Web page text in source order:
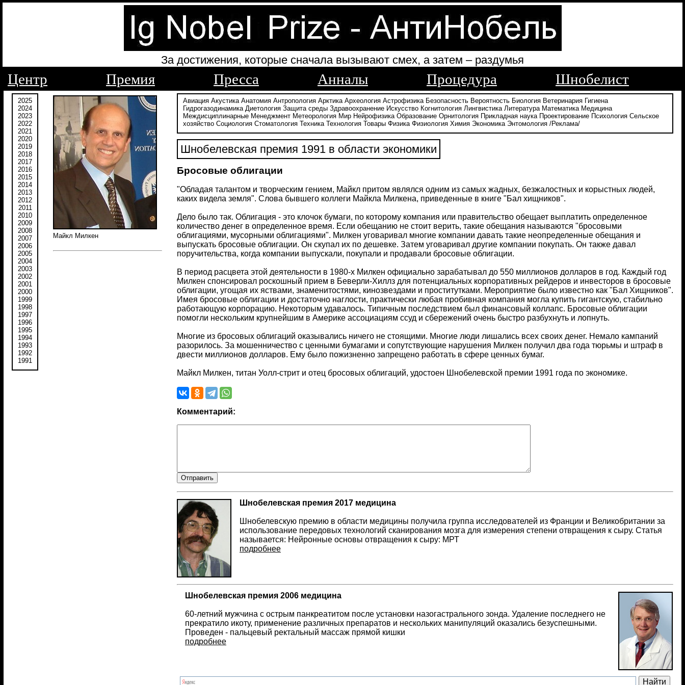
За достижения, которые сначала вызывают смех, а затем – раздумья
Центр Премия Пресса Анналы Процедура Шнобелист
2025
2024
2023
2022
2021
2020
2019
2018
2017
2016
2015
2014
2013
2012
2011
2010
2009
2008
2007
2006
2005
2004
2003
2002
2001
2000
1999
1998
1997
1996
1995
1994
1993
1992
1991
Майкл Милкен
Авиация Акустика Анатомия Антропология Арктика Археология Астрофизика Безопасность Вероятность Биология Ветеринария Гигиена
Гидрогазодинамика Диетология Защита среды Здравоохранение Искусство Когнитология Лингвистика Литература Математика Медицина
Междисциплинарные Менеджмент Метеорология Мир Нейрофизика Образование Орнитология Прикладная наука Проектирование Психология Сельское
хозяйство Социология Стоматология Техника Технология Товары Физика Физиология Химия Экономика Энтомология /Реклама/
Шнобелевская премия 1991 в области экономики
Бросовые облигации
"Обладая талантом и творческим гением, Майкл притом являлся одним из самых жадных, безжалостных и корыстных людей,
каких видела земля". Слова бывшего коллеги Майкла Милкена, приведенные в книге "Бал хищников".
Дело было так. Облигация - это клочок бумаги, по которому компания или правительство обещает выплатить определенное
количество денег в определенное время. Если обещанию не стоит верить, такие обещания называются "бросовыми
облигациями, мусорными облигациями". Милкен уговаривал многие компании давать такие неопределенные обещания и
выпускать бросовые облигации. Он скупал их по дешевке. Затем уговаривал другие компании покупать. Он также давал
поручительства, когда компании выпускали, покупали и продавали бросовые облигации.
В период расцвета этой деятельности в 1980-х Милкен официально зарабатывал до 550 миллионов долларов в год. Каждый год
Милкен спонсировал роскошный прием в Беверли-Хиллз для потенциальных корпоративных рейдеров и инвесторов в бросовые
облигации, угощая их яствами, знаменитостями, кинозвездами и проститутками. Мероприятие было известно как "Бал Хищников".
Имея бросовые облигации и достаточно наглости, практически любая пробивная компания могла купить гигантскую, стабильно
работающую корпорацию. Некоторым удавалось. Типичным последствием был финансовый коллапс. Бросовые облигации
помогли нескольким крупнейшим в Америке ассоциациям ссуд и сбережений очень быстро разбухнуть и лопнуть.
Многие из бросовых облигаций оказывались ничего не стоящими. Многие люди лишались всех своих денег. Немало кампаний
разорилось. За мошенничество с ценными бумагами и сопутствующие нарушения Милкен получил два года тюрьмы и штраф в
двести миллионов долларов. Ему было пожизненно запрещено работать в сфере ценных бумаг.
Майкл Милкен, титан Уолл-стрит и отец бросовых облигаций, удостоен Шнобелевской премии 1991 года по экономике.
Комментарий:
Шнобелевская премия 2017 медицина
Шнобелевскую премию в области медицины получила группа исследователей из Франции и Великобритании за
использование передовых технологий сканирования мозга для измерения степени отвращения к сыру. Статья
называется: Нейронные основы отвращения к сыру: МРТ
подробнее
Шнобелевская премия 2006 медицина
60-летний мужчина с острым панкреатитом после установки назогастрального зонда. Удаление последнего не
прекратило икоту, применение различных препаратов и нескольких манипуляций оказались безуспешными.
Проведен - пальцевый ректальный массаж прямой кишки
подробнее